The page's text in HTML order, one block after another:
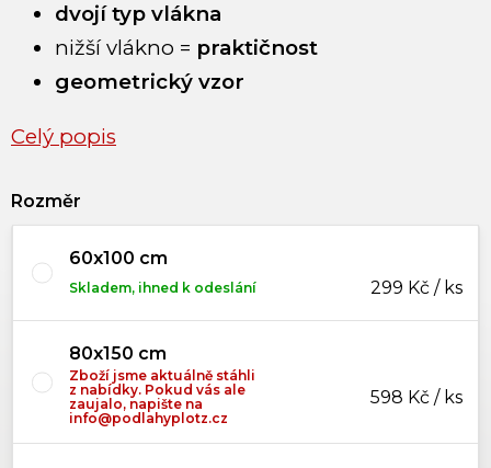
dvojí typ vlákna
nižší vlákno = praktičnost
geometrický vzor
Celý popis
Rozměr
60x100 cm
Skladem, ihned k odeslání 299 Kč / ks
80x150 cm
Zboží jsme aktuálně stáhli
z nabídky. Pokud vás ale
zaujalo, napište na
info@podlahyplotz.cz
598 Kč / ks